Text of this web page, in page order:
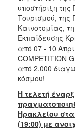
ΠΟΛΙΤΙΣΜΟΣ
ΑΝΘΕΚΤΙΚΗ
ΠΟΛΗ
υποστήριξη
Τουρισμού,
Καινοτομίας,
Εκπαίδευσης
από 07 - 10
COMPETITION
από 2.000
κόσμου!
Η τελετή
Ηρακλείου
(19:00) με